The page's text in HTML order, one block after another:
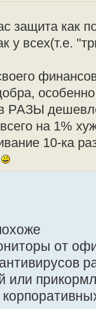
защита как
у всех(т.е.
РАЗЫ
на 1%
10-ка
от
или